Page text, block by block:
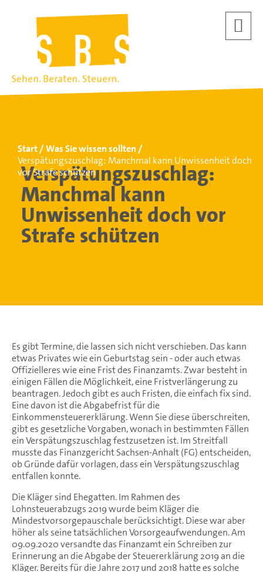
Start
Was Sie wissen sollten
Verspätungszuschlag: Manchmal kann Unwissenheit doch
vor Strafe schützen
Verspätungszuschlag:
Manchmal kann
Unwissenheit doch vor
Strafe schützen
Es gibt Termine, die lassen sich nicht verschieben. Das kann
etwas Privates wie ein Geburtstag sein - oder auch etwas
Offizielleres wie eine Frist des Finanzamts. Zwar besteht in
einigen Fällen die Möglichkeit, eine Fristverlängerung zu
beantragen. Jedoch gibt es auch Fristen, die einfach fix sind.
Eine davon ist die Abgabefrist für die
Einkommensteuererklärung. Wenn Sie diese überschreiten,
gibt es gesetzliche Vorgaben, wonach in bestimmten Fällen
ein Verspätungszuschlag festzusetzen ist. Im Streitfall
musste das Finanzgericht Sachsen-Anhalt (FG) entscheiden,
ob Gründe dafür vorlagen, dass ein Verspätungszuschlag
entfallen konnte.
Die Kläger sind Ehegatten. Im Rahmen des
Lohnsteuerabzugs 2019 wurde beim Kläger die
Mindestvorsorgepauschale berücksichtigt. Diese war aber
höher als seine tatsächlichen Vorsorgeaufwendungen. Am
09.09.2020 versandte das Finanzamt ein Schreiben zur
Erinnerung an die Abgabe der Steuererklärung 2019 an die
Kläger. Bereits für die Jahre 2017 und 2018 hatte es solche